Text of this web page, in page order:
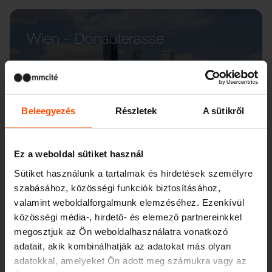
Beleegyezés Részletek A sütikről
Ez a weboldal sütiket használ
Sütiket használunk a tartalmak és hirdetések személyre
szabásához, közösségi funkciók biztosításához,
valamint weboldalforgalmunk elemzéséhez. Ezenkívül
közösségi média-, hirdető- és elemező partnereinkkel
megosztjuk az Ön weboldalhasználatra vonatkozó
adatait, akik kombinálhatják az adatokat más olyan
adatokkal, amelyeket Ön adott meg számukra vagy az
Wien – Donauterasse